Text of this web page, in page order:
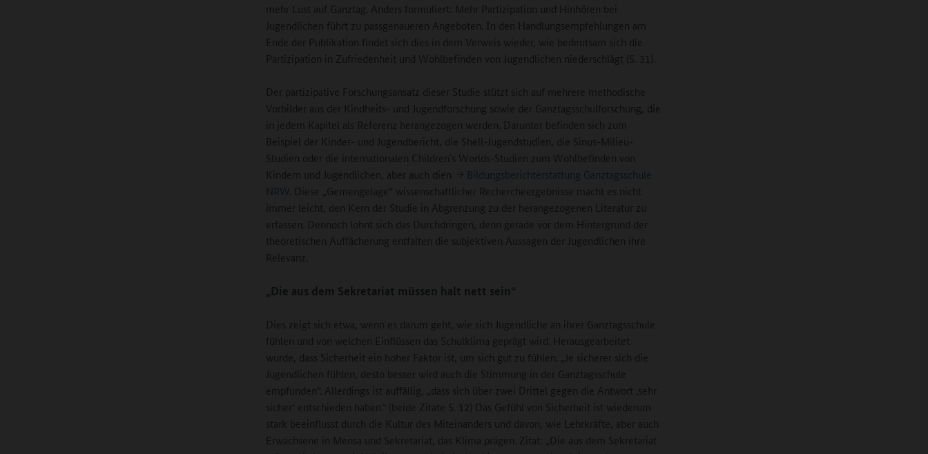
mehr Lust auf Ganztag. Anders formuliert: Mehr Partizipation und Hinhören bei
Jugendlichen führt zu passgenaueren Angeboten. In den Handlungsempfehlungen am
Ende der Publikation findet sich dies in dem Verweis wieder, wie bedeutsam sich die
Partizipation in Zufriedenheit und Wohlbefinden von Jugendlichen niederschlägt (S. 31).
Der partizipative Forschungsansatz dieser Studie stützt sich auf mehrere methodische
Vorbilder aus der Kindheits- und Jugendforschung sowie der Ganztagsschulforschung, die
in jedem Kapitel als Referenz herangezogen werden. Darunter befinden sich zum
Beispiel der Kinder- und Jugendbericht, die Shell-Jugendstudien, die Sinus-Milieu-
Studien oder die internationalen Children´s Worlds-Studien zum Wohlbefinden von
Kindern und Jugendlichen, aber auch dien
Bildungsberichterstattung Ganztagsschule
NRW . Diese „Gemengelage“ wissenschaftlicher Rechercheergebnisse macht es nicht
immer leicht, den Kern der Studie in Abgrenzung zu der herangezogenen Literatur zu
erfassen. Dennoch lohnt sich das Durchdringen, denn gerade vor dem Hintergrund der
theoretischen Auffächerung entfalten die subjektiven Aussagen der Jugendlichen ihre
Relevanz.
„Die aus dem Sekretariat müssen halt nett sein“
Dies zeigt sich etwa, wenn es darum geht, wie sich Jugendliche an ihrer Ganztagsschule
fühlen und von welchen Einflüssen das Schulklima geprägt wird. Herausgearbeitet
wurde, dass Sicherheit ein hoher Faktor ist, um sich gut zu fühlen. „Je sicherer sich die
Jugendlichen fühlen, desto besser wird auch die Stimmung in der Ganztagsschule
empfunden“. Allerdings ist auffällig, „dass sich über zwei Drittel gegen die Antwort ‚sehr
sicher‘ entschieden haben.“ (beide Zitate S. 12) Das Gefühl von Sicherheit ist wiederum
stark beeinflusst durch die Kultur des Miteinanders und davon, wie Lehrkräfte, aber auch
Erwachsene in Mensa und Sekretariat, das Klima prägen. Zitat: „Die aus dem Sekretariat